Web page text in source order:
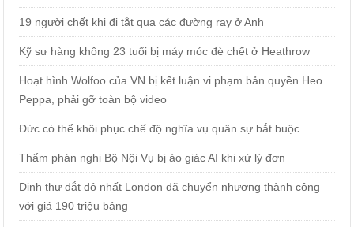
19 người chết khi đi tắt qua các đường ray ở Anh
Kỹ sư hàng không 23 tuổi bị máy móc đè chết ở Heathrow
Hoạt hình Wolfoo của VN bị kết luận vi phạm bản quyền Heo
Peppa, phải gỡ toàn bộ video
Đức có thể khôi phục chế độ nghĩa vụ quân sự bắt buộc
Thẩm phán nghi Bộ Nội Vụ bị ảo giác AI khi xử lý đơn
Dinh thự đắt đỏ nhất London đã chuyển nhượng thành công
với giá 190 triệu bảng